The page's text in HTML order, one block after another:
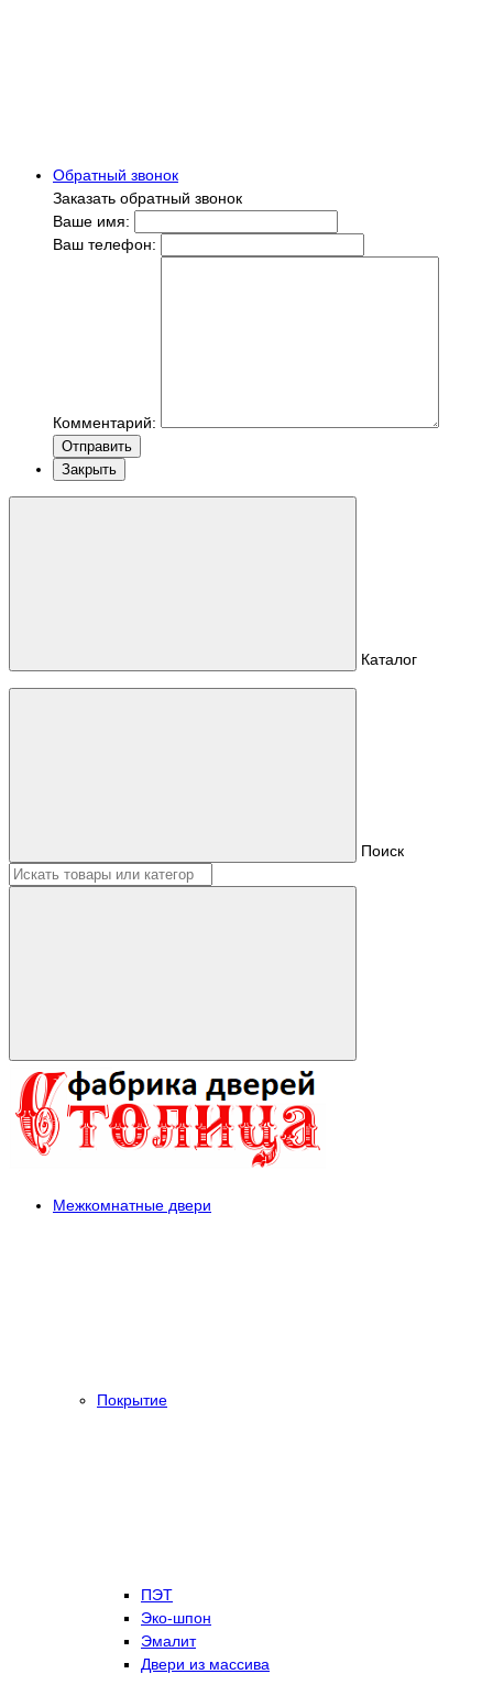
Обратный звонок
Заказать обратный звонок
Ваше имя:
Ваш телефон:
Комментарий:
Отправить
Закрыть
Каталог
Поиск
Межкомнатные двери
Покрытие
ПЭТ
Эко-шпон
Эмалит
Двери из массива